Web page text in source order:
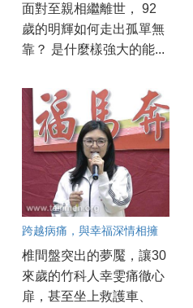
面對至親相繼離世， 92
歲的明輝如何走出孤單無
靠？ 是什麼樣強大的能...
跨越病痛，與幸福深情相擁
椎間盤突出的夢魘，讓30
來歲的竹科人幸雯痛徹心
扉，甚至坐上救護車、